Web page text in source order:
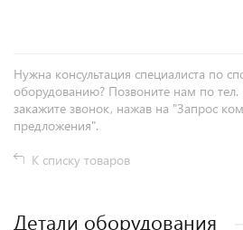
Нужна консультация специалиста по
оборудованию? Позвоните нам по
закажите звонок, нажав на "Запрос
предложения".
К списку товаров
Детали оборудования